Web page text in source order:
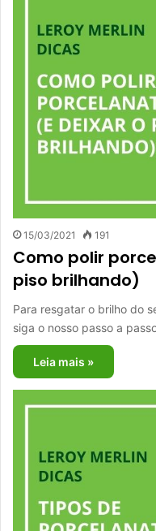
15/03/2021 191
Como polir
piso brilhando)
Para resgatar o brilho do
siga o nosso passo a
Leia mais »